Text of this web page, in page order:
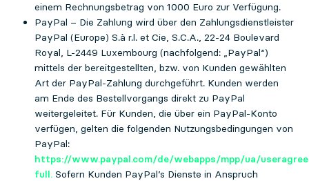
einem Rechnungsbetrag von 1000 Euro zur Verfügung.
PayPal – Die Zahlung wird über den Zahlungsdienstleister
PayPal (Europe) S.à r.l. et Cie, S.C.A., 22-24 Boulevard
Royal, L-2449 Luxembourg (nachfolgend: „PayPal“)
mittels der bereitgestellten, bzw. von Kunden gewählten
Art der PayPal-Zahlung durchgeführt. Kunden werden
am Ende des Bestellvorgangs direkt zu PayPal
weitergeleitet. Für Kunden, die über ein PayPal-Konto
verfügen, gelten die folgenden Nutzungsbedingungen von
PayPal:
https://www.paypal.com/de/webapps/mpp/ua/
full. Sofern Kunden PayPal’s Dienste in Anspruch